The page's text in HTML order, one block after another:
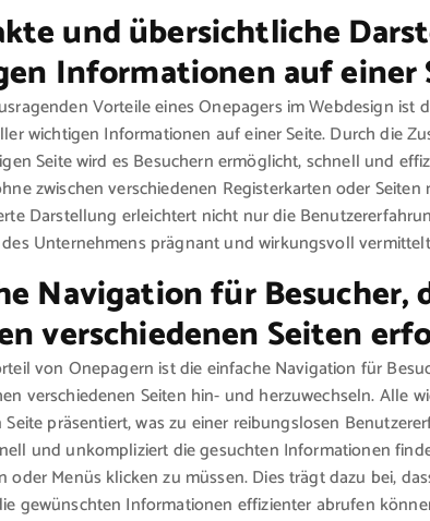
und übersichtliche
Informationen auf einer
Vorteile eines Onepagers im Webdesign ist
wichtigen Informationen auf einer Seite. Durch die
Seite wird es Besuchern ermöglicht, schnell und
zwischen verschiedenen Registerkarten oder
Darstellung erleichtert nicht nur die
Unternehmens prägnant und wirkungsvoll
Navigation für Besucher,
verschiedenen Seiten
von Onepagern ist die einfache Navigation für
verschiedenen Seiten hin- und herzuwechseln. Alle
Seite präsentiert, was zu einer reibungslosen
und unkompliziert die gesuchten Informationen
oder Menüs klicken zu müssen. Dies trägt dazu bei,
gewünschten Informationen effizienter abrufen